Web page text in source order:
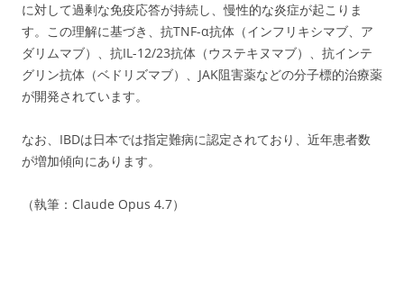
に対して過剰な免疫応答が持続し、慢性的な炎症が起こりま
す。この理解に基づき、抗TNF-α抗体（インフリキシマブ、ア
ダリムマブ）、抗IL-12/23抗体（ウステキヌマブ）、抗インテ
グリン抗体（ベドリズマブ）、JAK阻害薬などの分子標的治療薬
が開発されています。
なお、IBDは日本では指定難病に認定されており、近年患者数
が増加傾向にあります。
（執筆：Claude Opus 4.7）